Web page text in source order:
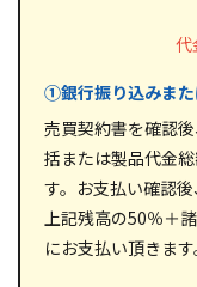
代
①銀行振り込みま
売買契約書を確認
括または製品代金
す。お支払い確認後
上記残高の50％＋
にお支払い頂きます